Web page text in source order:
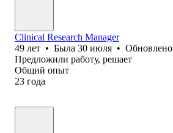
Clinical Research Manager
49 лет • Была 30 июля • Обновлено
Предложили работу, решает
Общий опыт
23 года